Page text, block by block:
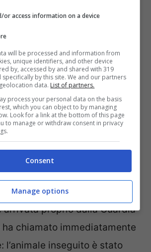
foto fonte Adnkronos
Tarquinia ha fatto da teatro
davvero mai capitato prima,
luogo insieme con
polizia locale, hanno trovato
una tartaruga gigante.
cosi come riporta il sito
arrivata proprio dalla Guardia
ha chiamato immediatamente
l’animale inseguito è stato
or access information on a device
will be processed and information from
unique identifiers, and other device
by, accessed by and shared with 319
by this site. We and our partners
data. List of partners.
process your personal data on the basis
which you can object to by managing
Look for a link at the bottom of this page
to manage or withdraw consent in privacy
Consent
Manage options